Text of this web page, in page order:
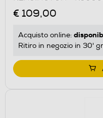
€ 109,00
Acquisto online:
Ritiro in negozio in 30'